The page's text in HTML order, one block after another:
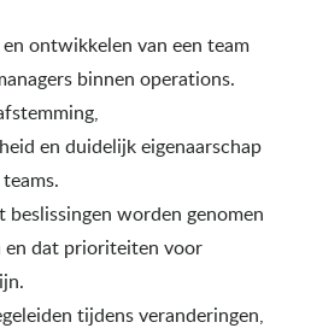
en ontwikkelen van een team
binnen operations.
en duidelijk eigenaarschap
beslissingen worden genomen
en dat prioriteiten voor
tijdens veranderingen,